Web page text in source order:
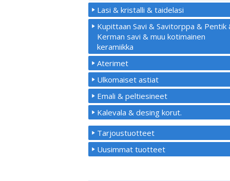
Lasi & kristalli & taidelasi
Kupittaan Savi & Savitorppa & Pentik
Kerman savi & muu kotimainen
keramiikka
Aterimet
Ulkomaiset astiat
Emali & peltiesineet
Kalevala & desing korut.
Tarjoustuotteet
Uusimmat tuotteet